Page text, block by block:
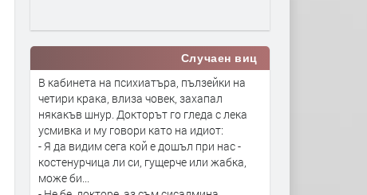
Случаен виц
В кабинета на психиатъра, пълзейки на
четири крака, влиза човек, захапал
някакъв шнур. Докторът го гледа с лека
усмивка и му говори като на идиот:
- Я да видим сега кой е дошъл при нас -
костенурчица ли си, гущерче или жабка,
може би...